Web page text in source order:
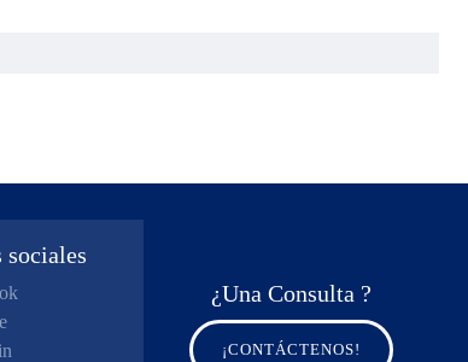
sociales
¿Una Consulta ?
¡CONTÁCTENOS!